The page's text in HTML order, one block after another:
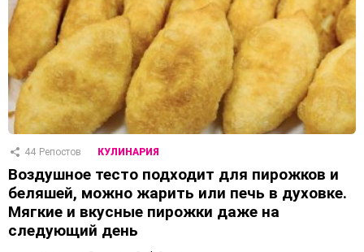
44 Репостов КУЛИНАРИЯ
Воздушное тесто подходит для пирожков и
беляшей, можно жарить или печь в духовке.
Мягкие и вкусные пирожки даже на
следующий день